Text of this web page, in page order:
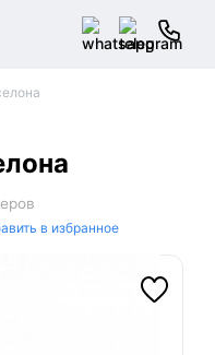
в избранное